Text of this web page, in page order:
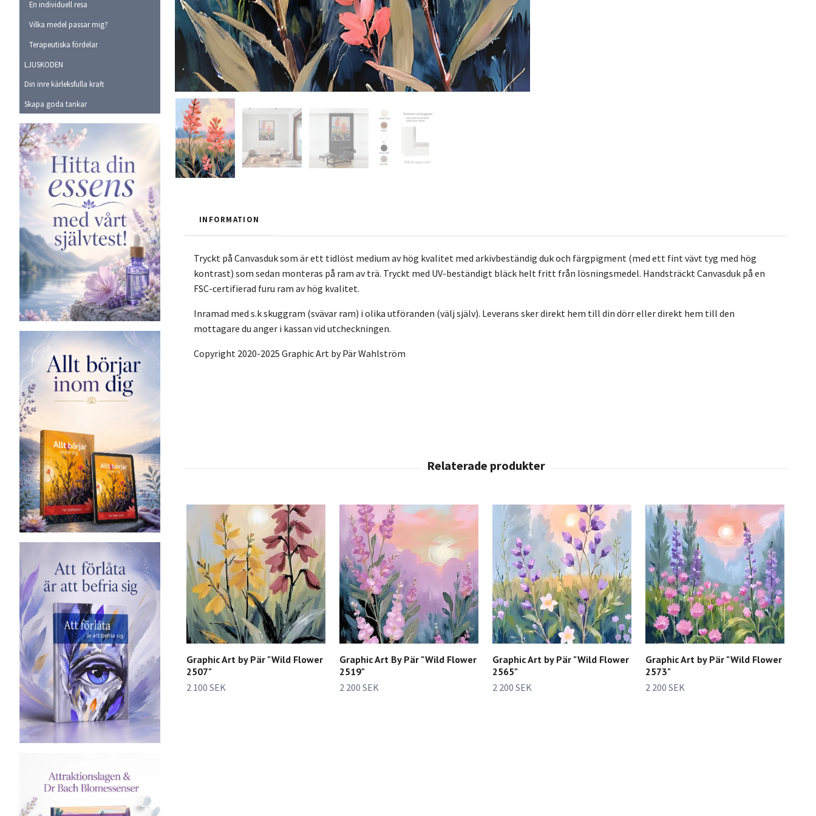
En individuell resa
Vilka medel passar mig?
Terapeutiska fördelar
LJUSKODEN
Din inre kärleksfulla kraft
Skapa goda tankar
INFORMATION
Tryckt på Canvasduk som är ett tidlöst medium av hög kvalitet med arkivbeständig duk och färgpigment (med ett fint vävt tyg med hög
kontrast) som sedan monteras på ram av trä. Tryckt med UV-beständigt bläck helt fritt från lösningsmedel. Handsträckt Canvasduk på en
FSC-certifierad furu ram av hög kvalitet.
Inramad med s.k skuggram (svävar ram) i olika utföranden (välj själv). Leverans sker direkt hem till din dörr eller direkt hem till den
mottagare du anger i kassan vid utcheckningen.
Copyright 2020-2025 Graphic Art by Pär Wahlström
Graphic Art by Pär "Wild Flower
2507"
2 100 SEK
Graphic Art By Pär "Wild Flower
2519"
2 200 SEK
Graphic Art by Pär "Wild Flower
2565"
2 200 SEK
Graphic Art by Pär "Wild Flower
2573"
2 200 SEK